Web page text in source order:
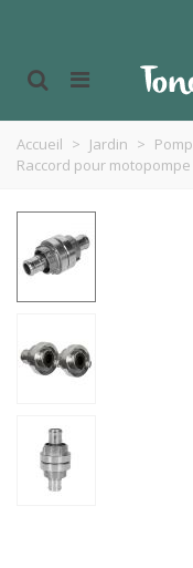
Accueil > Jardin >
Raccord pour motopompe